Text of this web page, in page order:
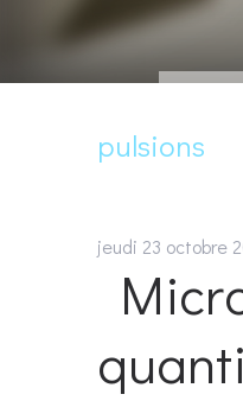
pulsions
jeudi 23 octobre